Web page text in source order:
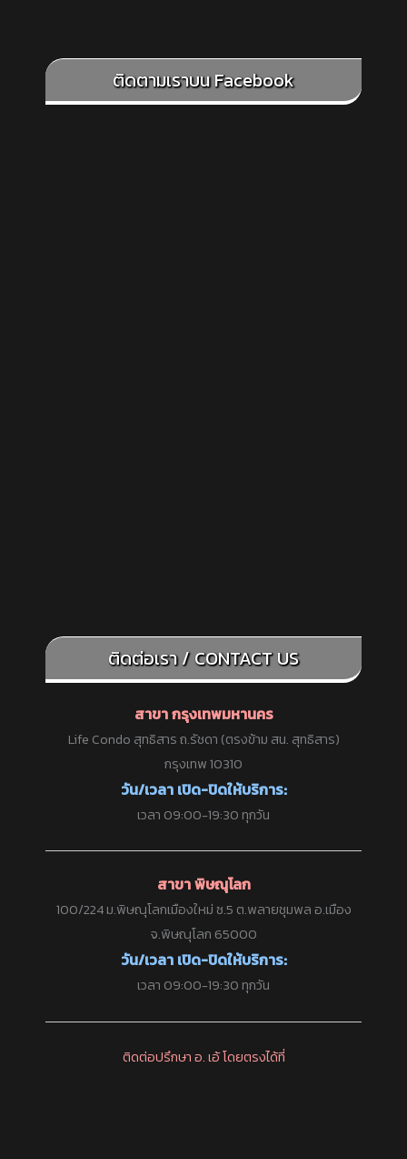
ติดตามเราบน Facebook
ติดต่อเรา / CONTACT US
สาขา กรุงเทพมหานคร
Life Condo สุทธิสาร ถ.รัชดา (ตรงข้าม สน. สุทธิสาร)
กรุงเทพ 10310
วัน/เวลา เปิด-ปิดให้บริการ:
เวลา 09:00-19:30 ทุกวัน
สาขา พิษณุโลก
100/224 ม.พิษณุโลกเมืองใหม่ ซ.5 ต.พลายชุมพล อ.เมือง
จ.พิษณุโลก 65000
วัน/เวลา เปิด-ปิดให้บริการ:
เวลา 09:00-19:30 ทุกวัน
ติดต่อปรึกษา อ. เอ้ โดยตรงได้ที่